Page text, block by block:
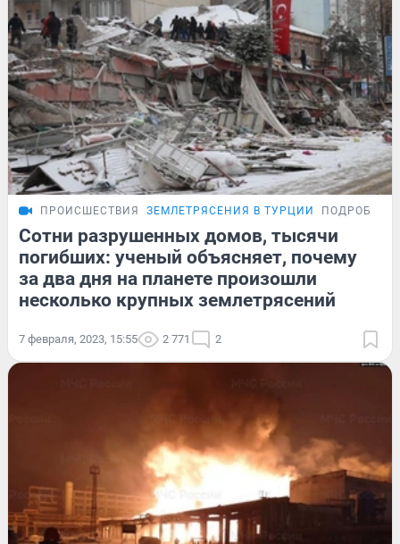
ПРОИСШЕСТВИЯ ЗЕМЛЕТРЯСЕНИЯ В ТУРЦИИ
Сотни разрушенных домов, тысячи
погибших: ученый объясняет, почему
за два дня на планете произошли
несколько крупных землетрясений
7 февраля, 2023, 15:55 2 771 2